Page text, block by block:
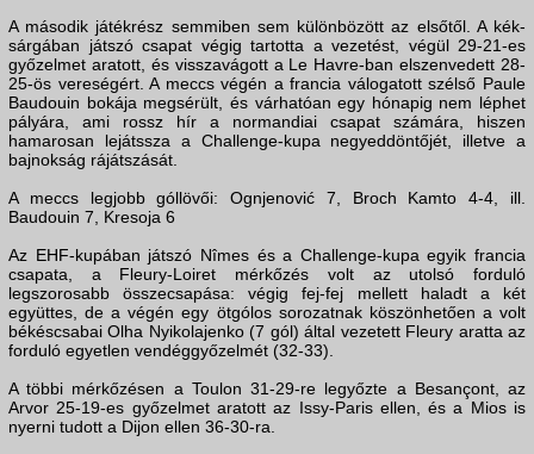
A második játékrész semmiben sem különbözött az elsőtől. A kék-
sárgában játszó csapat végig tartotta a vezetést, végül 29-21-es
győzelmet aratott, és visszavágott a Le Havre-ban elszenvedett 28-
25-ös vereségért. A meccs végén a francia válogatott szélső Paule
Baudouin bokája megsérült, és várhatóan egy hónapig nem léphet
pályára, ami rossz hír a normandiai csapat számára, hiszen
hamarosan lejátssza a Challenge-kupa negyeddöntőjét, illetve a
bajnokság rájátszását.
A meccs legjobb góllövői: Ognjenović 7, Broch Kamto 4-4, ill.
Baudouin 7, Kresoja 6
Az EHF-kupában játszó Nîmes és a Challenge-kupa egyik francia
csapata, a Fleury-Loiret mérkőzés volt az utolsó forduló
legszorosabb összecsapása: végig fej-fej mellett haladt a két
együttes, de a végén egy ötgólos sorozatnak köszönhetően a volt
békéscsabai Olha Nyikolajenko (7 gól) által vezetett Fleury aratta az
forduló egyetlen vendéggyőzelmét (32-33).
A többi mérkőzésen a Toulon 31-29-re legyőzte a Besançont, az
Arvor 25-19-es győzelmet aratott az Issy-Paris ellen, és a Mios is
nyerni tudott a Dijon ellen 36-30-ra.